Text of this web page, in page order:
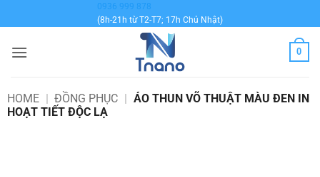
qua
dung
0936 999 878
(8h-21h từ T2-T7; 17h Chủ Nhật)
0
HOME | ĐỒNG PHỤC | ÁO THUN VÕ THUẬT MÀU ĐEN IN
HOẠT TIẾT ĐỘC LẠ